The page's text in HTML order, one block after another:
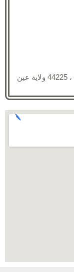
مقر FECMS: شارع ثنيت الحد ، خميس مليانة ، 44225 ولاية عين